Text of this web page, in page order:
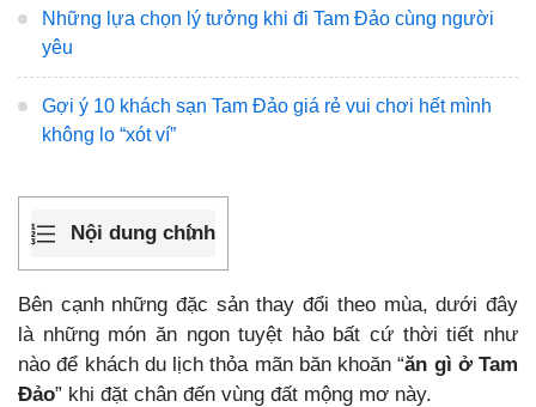
Những lựa chọn lý tưởng khi đi Tam Đảo cùng người
yêu
Gợi ý 10 khách sạn Tam Đảo giá rẻ vui chơi hết mình
không lo “xót ví”
Nội dung chính
Bên cạnh những đặc sản thay đổi theo mùa, dưới đây
là những món ăn ngon tuyệt hảo bất cứ thời tiết như
nào để khách du lịch thỏa mãn băn khoăn “ăn gì ở Tam
Đảo” khi đặt chân đến vùng đất mộng mơ này.